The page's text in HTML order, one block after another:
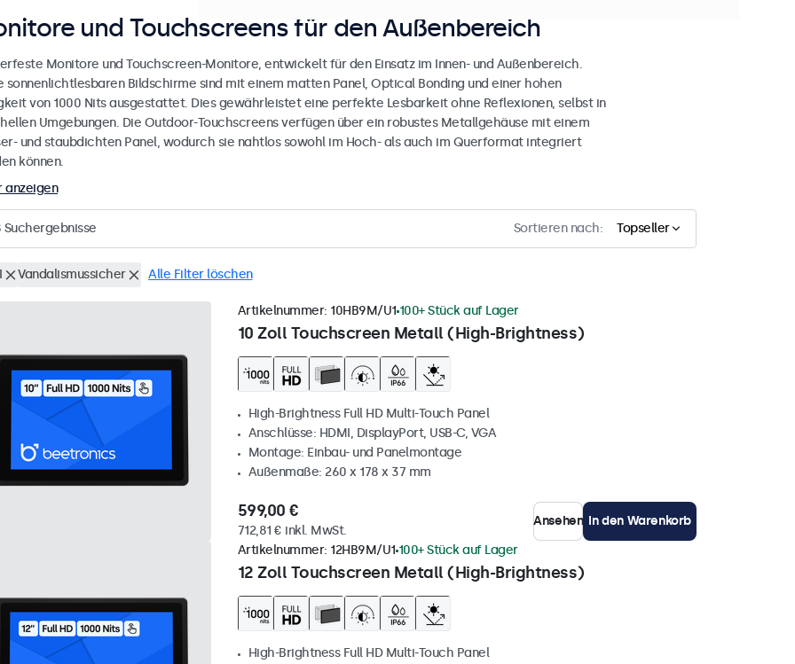
und Touchscreens für den Außenbereich
Monitore und Touchscreen-Monitore, entwickelt für den Einsatz im Innen- und Außenbereich.
sonnenlichtlesbaren Bildschirme sind mit einem matten Panel, Optical Bonding und einer hohen
von 1000 Nits ausgestattet. Dies gewährleistet eine perfekte Lesbarkeit ohne Reflexionen, selbst in
Umgebungen. Die Outdoor-Touchscreens verfügen über ein robustes Metallgehäuse mit einem
und staubdichten Panel, wodurch sie nahtlos sowohl im Hoch- als auch im Querformat integriert
können.
anzeigen
Suchergebnisse Sortieren nach: Topseller
Vandalismussicher Alle Filter löschen
10 Zoll Touchscreen Metall (High-Brightness)
Artikelnummer: 10HB9M/U1 100+ Stück auf Lager
High-Brightness Full HD Multi-Touch Panel
Anschlüsse: HDMI, DisplayPort, USB-C, VGA
Montage: Einbau- und Panelmontage
Außenmaße: 260 x 178 x 37 mm
599,00 €
712,81 € inkl. MwSt.
Ansehen In den Warenkorb
12 Zoll Touchscreen Metall (High-Brightness)
Artikelnummer: 12HB9M/U1 100+ Stück auf Lager
High-Brightness Full HD Multi-Touch Panel